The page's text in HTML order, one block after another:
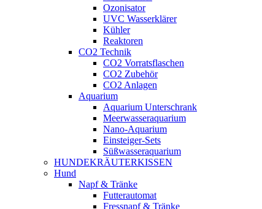
Ozonisator
UVC Wasserklärer
Kühler
Reaktoren
CO2 Technik
CO2 Vorratsflaschen
CO2 Zubehör
CO2 Anlagen
Aquarium
Aquarium Unterschrank
Meerwasseraquarium
Nano-Aquarium
Einsteiger-Sets
Süßwasseraquarium
HUNDEKRÄUTERKISSEN
Hund
Napf & Tränke
Futterautomat
Fressnapf & Tränke